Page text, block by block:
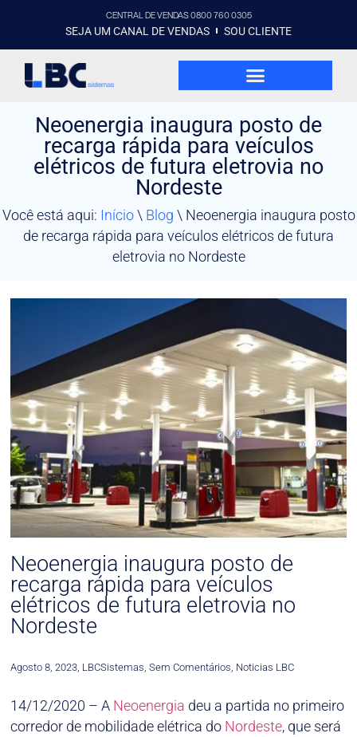
CENTRAL DE VENDAS 0800 760 0305
SEJA UM CANAL DE VENDAS SOU CLIENTE
Neoenergia inaugura posto de
recarga rápida para veículos
elétricos de futura eletrovia no
Nordeste
Você está aqui: Início\ Blog \ Neoenergia inaugura posto
de recarga rápida para veículos elétricos de futura
eletrovia no Nordeste
Neoenergia inaugura posto de
recarga rápida para veículos
elétricos de futura eletrovia no
Nordeste
Agosto 8, 2023, LBCSistemas, Sem Comentários, Noticias LBC
14/12/2020 – A Neoenergia deu a partida no primeiro
corredor de mobilidade elétrica do Nordeste, que será